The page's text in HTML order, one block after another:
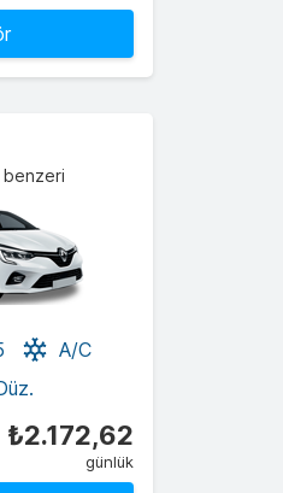
benzeri
A/C
₺2.172,62
günlük